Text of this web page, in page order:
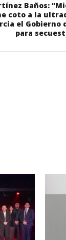
Baños:
coto a la
el Gobierno
para